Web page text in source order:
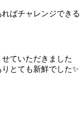
ばチャレンジできる
ていただきました
とても新鮮でした✨